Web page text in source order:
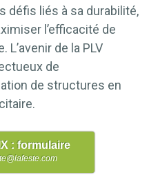
défis liés à sa durabilité,
l’efficacité de
de la PLV
de
de structures en
: formulaire